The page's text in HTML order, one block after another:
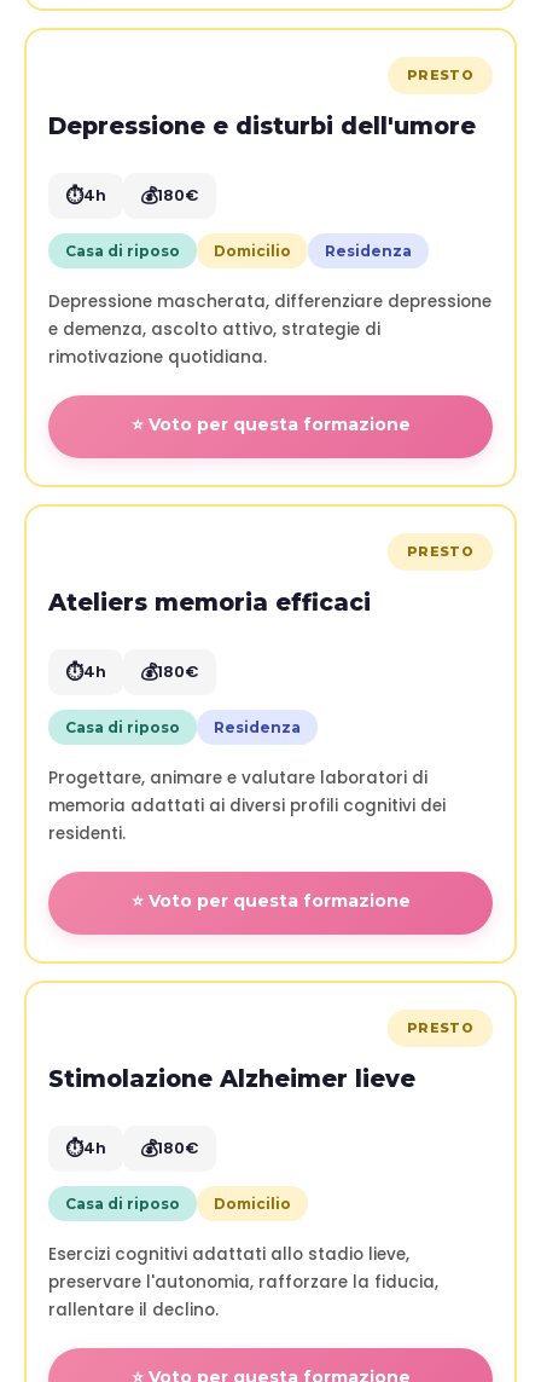
PRESTO
Depressione e disturbi dell'umore
⏱️4h 💰180€
Casa di riposo Domicilio Residenza
Depressione mascherata, differenziare depressione
e demenza, ascolto attivo, strategie di
rimotivazione quotidiana.
⭐ Voto per questa formazione
PRESTO
Ateliers memoria efficaci
⏱️4h 💰180€
Casa di riposo Residenza
Progettare, animare e valutare laboratori di
memoria adattati ai diversi profili cognitivi dei
residenti.
⭐ Voto per questa formazione
PRESTO
Stimolazione Alzheimer lieve
⏱️4h 💰180€
Casa di riposo Domicilio
Esercizi cognitivi adattati allo stadio lieve,
preservare l'autonomia, rafforzare la fiducia,
rallentare il declino.
⭐ Voto per questa formazione